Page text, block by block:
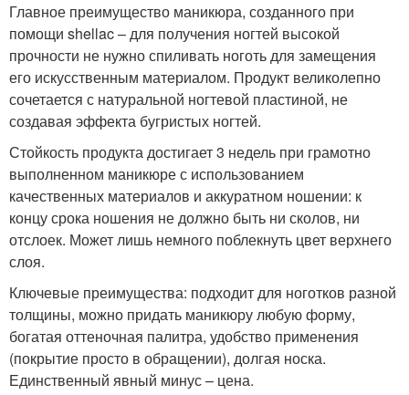
Главное преимущество маникюра, созданного при
помощи shellac – для получения ногтей высокой
прочности не нужно спиливать ноготь для замещения
его искусственным материалом. Продукт великолепно
сочетается с натуральной ногтевой пластиной, не
создавая эффекта бугристых ногтей.
Стойкость продукта достигает 3 недель при грамотно
выполненном маникюре с использованием
качественных материалов и аккуратном ношении: к
концу срока ношения не должно быть ни сколов, ни
отслоек. Может лишь немного поблекнуть цвет верхнего
слоя.
Ключевые преимущества: подходит для ноготков разной
толщины, можно придать маникюру любую форму,
богатая оттеночная палитра, удобство применения
(покрытие просто в обращении), долгая носка.
Единственный явный минус – цена.